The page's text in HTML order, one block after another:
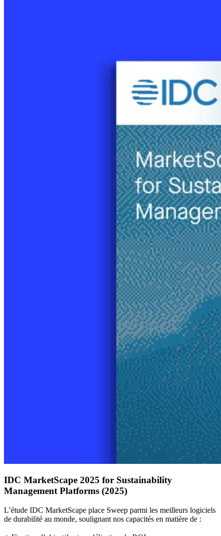
IDC MarketScape 2025 for Sustainability
Management Platforms (2025)
L’étude IDC MarketScape place Sweep parmi les meilleurs logiciels
de durabilité au monde, soulignant nos capacités en matière de :